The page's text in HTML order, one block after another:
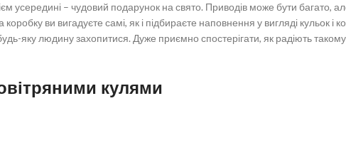
усередині – чудовий подарунок на свято. Приводів може бути багато,
ви вигадуєте самі, як і підбираєте наповнення у вигляді кульок і
яку людину захопитися. Дуже приємно спостерігати, як радіють
кулями